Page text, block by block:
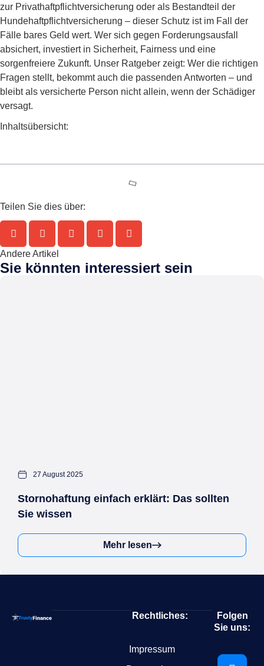
zur Privathaftpflichtversicherung oder als Bestandteil der
Hundehaftpflichtversicherung – dieser Schutz ist im Fall der
Fälle bares Geld wert. Wer sich gegen Forderungsausfall
absichert, investiert in Sicherheit, Fairness und eine
sorgenfreiere Zukunft. Unser Ratgeber zeigt: Wer die richtigen
Fragen stellt, bekommt auch die passenden Antworten – und
bleibt als versicherte Person nicht allein, wenn der Schädiger
versagt.
Inhaltsübersicht:
Teilen Sie dies über:
Andere Artikel
Sie könnten interessiert sein
27 August 2025
Stornohaftung einfach erklärt: Das sollten
Sie wissen
Mehr lesen
Rechtliches:
Impressum
Folgen
Sie uns: